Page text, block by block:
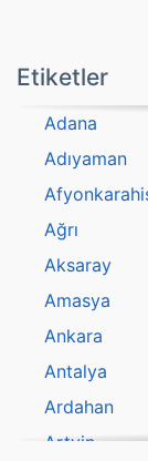
Etiketler
Adana
Adıyaman
Ağrı
Aksaray
Amasya
Ankara
Antalya
Ardahan
Artvin